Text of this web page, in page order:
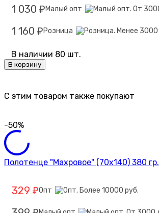
1 030 ₽ Малый опт
1 160 ₽ Розница
В наличии 80 шт.
В корзину
C этим товаром также покупают
-50%
Полотенце "Махровое" (70х140) 380
329 ₽Опт